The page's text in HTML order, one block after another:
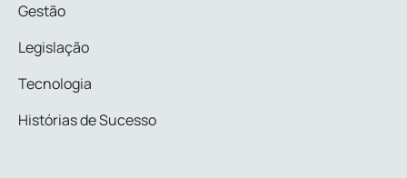
Gestão
Legislação
Tecnologia
Histórias de Sucesso